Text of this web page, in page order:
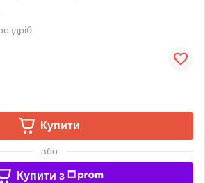
Купити
або
Купити з